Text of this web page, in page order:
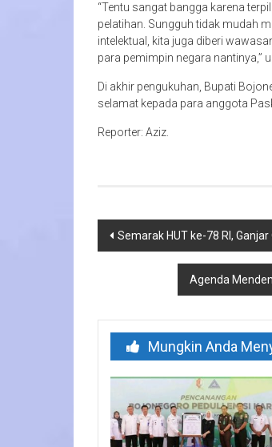
“Tentu sangat bangga karena
pelatihan. Sungguh tidak mudah
intelektual, kita juga diberi
para pemimpin negara nantinya,”
Di akhir pengukuhan, Bupati
selamat kepada para anggota
Reporter: Aziz.
Navigasi
Semarak HUT ke-78 RI,
Agenda
Mungkin Anda